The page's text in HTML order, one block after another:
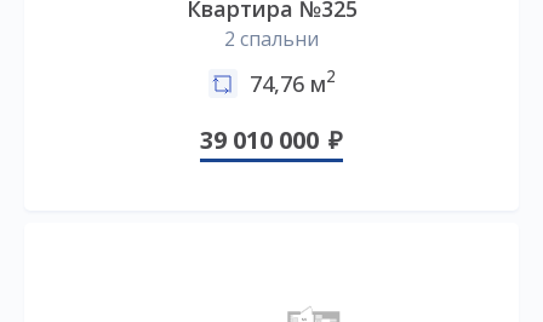
Квартира №325
2 спальни
74,76 м2
39 010 000